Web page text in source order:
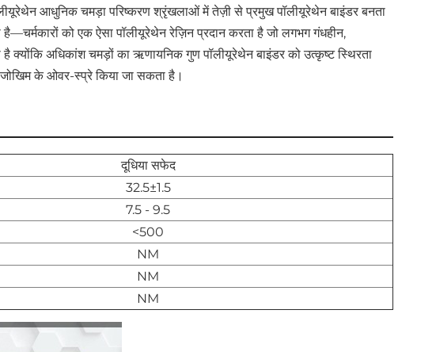
आधुनिक चमड़ा परिष्करण श्रृंखलाओं में तेज़ी से प्रमुख पॉलीयूरेथेन बाइंडर बनता
को एक ऐसा पॉलीयूरेथेन रेज़िन प्रदान करता है जो लगभग गंधहीन,
क्योंकि अधिकांश चमड़ों का ऋणायनिक गुण पॉलीयूरेथेन बाइंडर को उत्कृष्ट स्थिरता
के ओवर-स्प्रे किया जा सकता है।
दूधिया सफेद
32.5±1.5
7.5 - 9.5
<500
NM
NM
NM